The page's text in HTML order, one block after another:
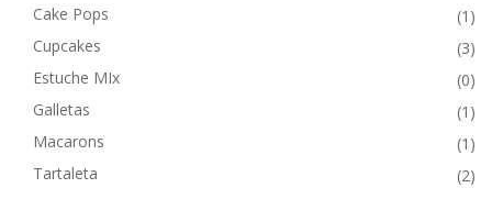
Cake Pops
(1)
Cupcakes
(3)
Estuche MIx
(0)
Galletas
(1)
Macarons
(1)
Tartaleta
(2)